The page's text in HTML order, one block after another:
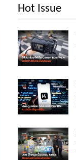
Hot Issue